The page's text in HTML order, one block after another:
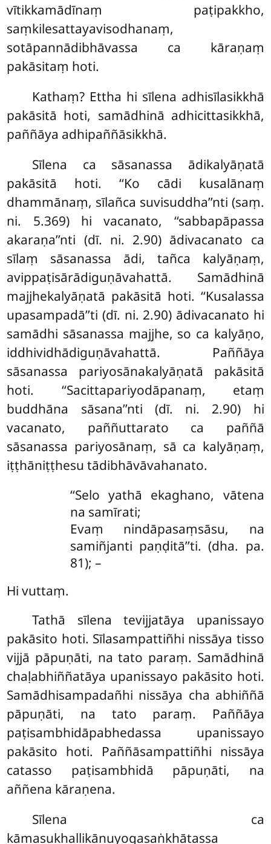
vītikkamādīnaṃ paṭipakkho,
saṃkilesattayavisodhanaṃ,
sotāpannādibhāvassa ca kāraṇaṃ
pakāsitaṃ hoti.
Kathaṃ? Ettha hi sīlena adhisīlasikkhā
pakāsitā hoti, samādhinā adhicittasikkhā,
paññāya adhipaññāsikkhā.
Sīlena ca sāsanassa ādikalyāṇatā
pakāsitā hoti. ‘‘Ko cādi kusalānaṃ
dhammānaṃ, sīlañca suvisuddha’’nti (saṃ.
ni. 5.369) hi vacanato, ‘‘sabbapāpassa
akaraṇa’’nti (dī. ni. 2.90) ādivacanato ca
sīlaṃ sāsanassa ādi, tañca kalyāṇaṃ,
avippaṭisārādiguṇāvahattā. Samādhinā
majjhekalyāṇatā pakāsitā hoti. ‘‘Kusalassa
upasampadā’’ti (dī. ni. 2.90) ādivacanato hi
samādhi sāsanassa majjhe, so ca kalyāṇo,
iddhividhādiguṇāvahattā. Paññāya
sāsanassa pariyosānakalyāṇatā pakāsitā
hoti. ‘‘Sacittapariyodāpanaṃ, etaṃ
buddhāna sāsana’’nti (dī. ni. 2.90) hi
vacanato, paññuttarato ca paññā
sāsanassa pariyosānaṃ, sā ca kalyāṇaṃ,
iṭṭhāniṭṭhesu tādibhāvāvahanato.
‘‘Selo yathā ekaghano, vātena
na samīrati;
Evaṃ nindāpasaṃsāsu, na
samiñjanti paṇḍitā’’ti. (dha. pa.
81); –
Hi vuttaṃ.
Tathā sīlena tevijjatāya upanissayo
pakāsito hoti. Sīlasampattiñhi nissāya tisso
vijjā pāpuṇāti, na tato paraṃ. Samādhinā
chaḷabhiññatāya upanissayo pakāsito hoti.
Samādhisampadañhi nissāya cha abhiññā
pāpuṇāti, na tato paraṃ. Paññāya
paṭisambhidāpabhedassa upanissayo
pakāsito hoti. Paññāsampattiñhi nissāya
catasso paṭisambhidā pāpuṇāti, na
aññena kāraṇena.
Sīlena ca
kāmasukhallikānuyogasaṅkhātassa